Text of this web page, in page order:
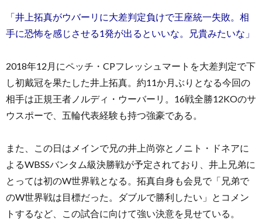
せ
「井上拓真がウバーリに大差判定負けで王座統一失敗。相
手に恐怖を感じさせる1発が出るといいな。兄貴みたいな」
2018年12月にペッチ・CPフレッシュマートを大差判定で下
し初戴冠を果たした井上拓真。約11か月ぶりとなる今回の
相手は正規王者ノルディ・ウーバーリ。16戦全勝12KOのサ
ウスポーで、五輪代表経験も持つ強豪である。
また、この日はメインで兄の井上尚弥とノニト・ドネアに
よるWBSSバンタム級決勝戦が予定されており、井上兄弟に
とっては初のW世界戦となる。拓真自身も会見で「兄弟で
のW世界戦は目標だった。ダブルで勝利したい」とコメン
トするなど、この試合に向けて強い決意を見せている。